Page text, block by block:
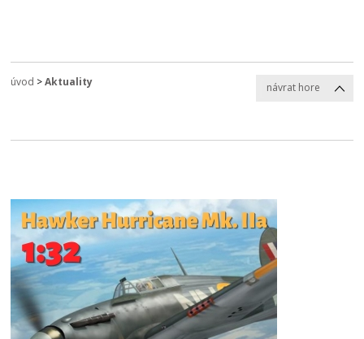
úvod >Aktuality návrat hore